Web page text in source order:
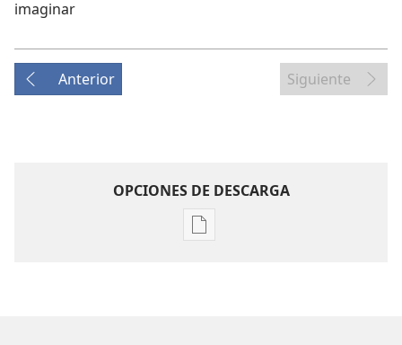
imaginar
Anterior Siguiente
OPCIONES DE DESCARGA
Opciones